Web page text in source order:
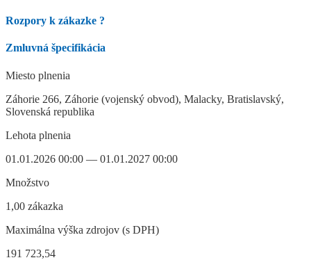
Rozpory k zákazke ?
Zmluvná špecifikácia
Miesto plnenia
Záhorie 266, Záhorie (vojenský obvod), Malacky, Bratislavský,
Slovenská republika
Lehota plnenia
01.01.2026 00:00 — 01.01.2027 00:00
Množstvo
1,00 zákazka
Maximálna výška zdrojov (s DPH)
191 723,54